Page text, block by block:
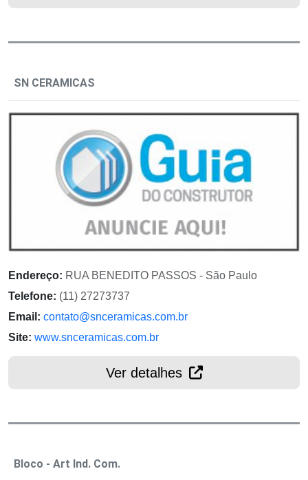
SN CERAMICAS
Endereço: RUA BENEDITO PASSOS - São Paulo
Telefone: (11) 27273737
Email: contato@snceramicas.com.br
Site: www.snceramicas.com.br
Ver detalhes
Bloco - Art Ind. Com.